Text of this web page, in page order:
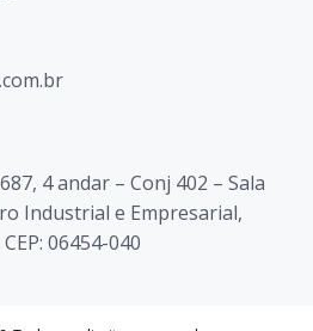
4 andar – Conj 402 – Sala
Industrial e Empresarial,
06454-040